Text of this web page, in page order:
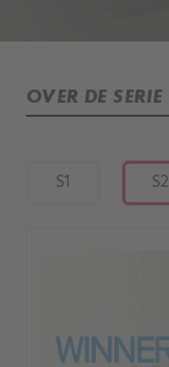
OVER DE SERIE
S1 S2